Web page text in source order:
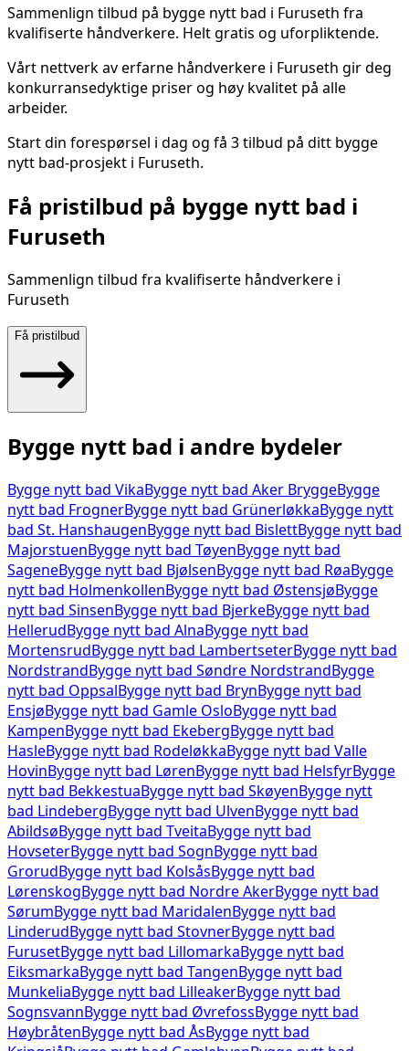
Sammenlign tilbud på bygge nytt bad i Furuseth fra
kvalifiserte håndverkere. Helt gratis og uforpliktende.
Vårt nettverk av erfarne håndverkere i Furuseth gir deg
konkurransedyktige priser og høy kvalitet på alle
arbeider.
Start din forespørsel i dag og få 3 tilbud på ditt bygge
nytt bad-prosjekt i Furuseth.
Få pristilbud på bygge nytt bad i
Furuseth
Sammenlign tilbud fra kvalifiserte håndverkere i
Furuseth
Få pristilbud
Bygge nytt bad i andre bydeler
Bygge nytt bad VikaBygge nytt bad Aker BryggeBygge
nytt bad FrognerBygge nytt bad GrünerløkkaBygge nytt
bad St. HanshaugenBygge nytt bad BislettBygge nytt bad
MajorstuenBygge nytt bad TøyenBygge nytt bad
SageneBygge nytt bad BjølsenBygge nytt bad RøaBygge
nytt bad HolmenkollenBygge nytt bad ØstensjøBygge
nytt bad SinsenBygge nytt bad BjerkeBygge nytt bad
HellerudBygge nytt bad AlnaBygge nytt bad
MortensrudBygge nytt bad LambertseterBygge nytt bad
NordstrandBygge nytt bad Søndre NordstrandBygge
nytt bad OppsalBygge nytt bad BrynBygge nytt bad
EnsjøBygge nytt bad Gamle OsloBygge nytt bad
KampenBygge nytt bad EkebergBygge nytt bad
HasleBygge nytt bad RodeløkkaBygge nytt bad Valle
HovinBygge nytt bad LørenBygge nytt bad HelsfyrBygge
nytt bad BekkestuaBygge nytt bad SkøyenBygge nytt
bad LindebergBygge nytt bad UlvenBygge nytt bad
AbildsøBygge nytt bad TveitaBygge nytt bad
HovseterBygge nytt bad SognBygge nytt bad
GrorudBygge nytt bad KolsåsBygge nytt bad
LørenskogBygge nytt bad Nordre AkerBygge nytt bad
SørumBygge nytt bad MaridalenBygge nytt bad
LinderudBygge nytt bad StovnerBygge nytt bad
FurusetBygge nytt bad LillomarkaBygge nytt bad
EiksmarkaBygge nytt bad TangenBygge nytt bad
MunkeliaBygge nytt bad LilleakerBygge nytt bad
SognsvannBygge nytt bad ØvrefossBygge nytt bad
HøybråtenBygge nytt bad ÅsBygge nytt bad